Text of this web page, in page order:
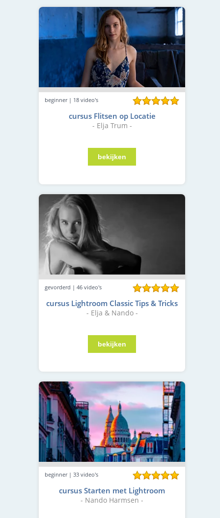
beginner | 18 video's
cursus Flitsen op Locatie
- Elja Trum -
gevorderd | 46 video's
cursus Lightroom Classic Tips & Tricks
- Elja & Nando -
beginner | 33 video's
cursus Starten met Lightroom
- Nando Harmsen -